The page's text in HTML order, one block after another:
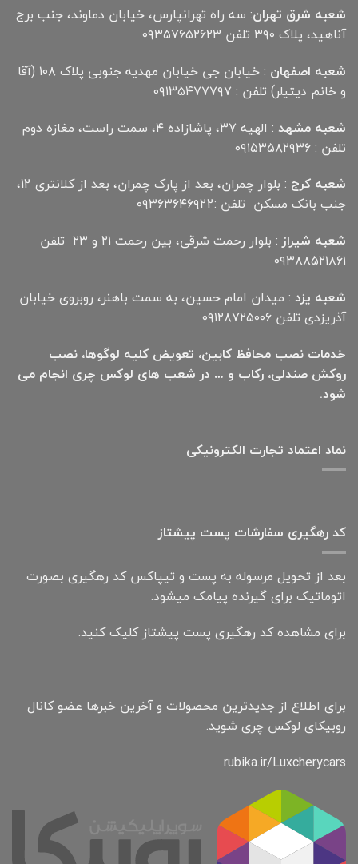
شعبه شرق تهران: سه راه تهرانپارس، خیابان دماوند، جنب برج
آناهید، پلاک ۳۹۰ تلفن ۰۹۳۵۷۶۵۲۶۲۳
شعبه اصفهان
: خیابان جی خیابان مهدیه جنوبی پلاک ۱۰۸ (آقا
و خانم دیتیلر) تلفن : ۰۹۱۳۵۴۷۷۷۹۷
شعبه مشهد
: الهیه ۳۷، پاشازاده ۴، سمت راست، مغازه دوم
تلفن : ۰۹۱۵۳۵۸۲۹۳۶
شعبه کرج
: بلوار چمران، بعد از پارک چمران، بعد از کلانتری 12،
جنب بانک مسکن تلفن :۰۹۳۶۳۶۴۶۹22
شعبه شیراز
: بلوار رحمت شرقی، بین رحمت ۲۱ و ۲۳ تلفن
۰۹۳۸۸۵۲۱۸۶۱
شعبه یزد : میدان امام حسین، به سمت باهنر، روبروی خیابان
آذریزدی تلفن ۰۹۱۲۸۷۲۵۰۰۶
خدمات نصب محافظ کابین، تعویض کلیه لوگوها، نصب
روکش صندلی، رکاب و … در شعب های لوکس چری انجام می
شود.
نماد اعتماد تجارت الكترونیكی
کد رهگیری سفارشات پست پیشتاز
بعد از تحویل مرسوله به پست و تیپاکس کد رهگیری بصورت
اتوماتیک برای گیرنده پیامک میشود.
برای مشاهده کد رهگیری پست پیشتاز کلیک کنید.
برای اطلاع از جدیدترین محصولات و آخرین خبرها عضو کانال
روبیکای لوکس چری شوید.
rubika.ir/Luxcherycars